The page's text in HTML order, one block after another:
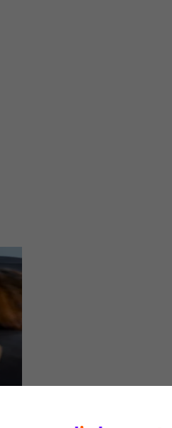
Préparateur physique